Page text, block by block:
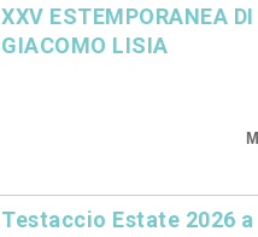
XXV ESTEMPORANEA
GIACOMO LISIA
Testaccio Estate 2026